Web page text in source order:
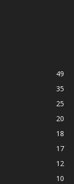
49
35
25
20
18
17
12
10